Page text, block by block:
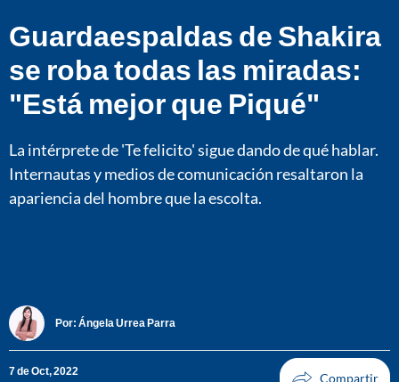
Guardaespaldas de Shakira
se roba todas las miradas:
"Está mejor que Piqué"
La intérprete de 'Te felicito' sigue dando de qué hablar.
Internautas y medios de comunicación resaltaron la
apariencia del hombre que la escolta.
Por: Ángela Urrea Parra
7 de Oct, 2022